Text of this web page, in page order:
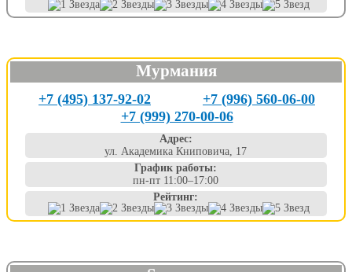
Мурмания
+7 (495) 137-92-02
+7 (996) 560-06-00
+7 (999) 270-00-06
Адрес:
ул. Академика Книповича, 17
График работы:
пн-пт 11:00–17:00
Рейтинг: